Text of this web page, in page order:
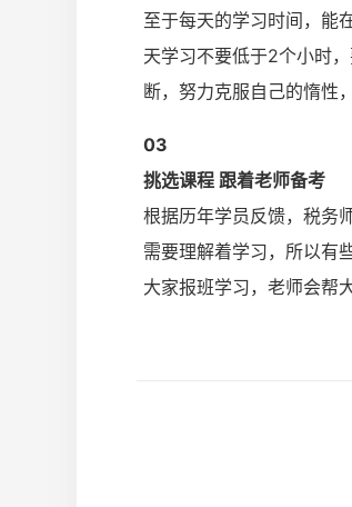
至于每天的学习时间，能
天学习不要低于2个小时
断，努力克服自己的惰性
03
挑选课程 跟着老师备考
根据历年学员反馈，税务
需要理解着学习，所以有
大家报班学习，老师会帮